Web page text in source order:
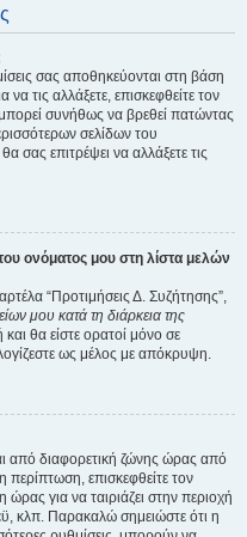
σας αποθηκεύονται στη βάση
τις αλλάξετε, επισκεφθείτε τον
συνήθως να βρεθεί πατώντας
σελίδων του
σας επιτρέψει να αλλάξετε τις
ονόματος μου στη λίστα μελών
“Προτιμήσεις Δ. Συζήτησης”,
μου κατά τη διάρκεια της
θα είστε ορατοί μόνο σε
ως μέλος με απόκρυψη.
από διαφορετική ζώνης ώρας από
περίπτωση, επισκεφθείτε τον
για να ταιριάζει στην περιοχή
κλπ. Παρακαλώ σημειώστε ότι η